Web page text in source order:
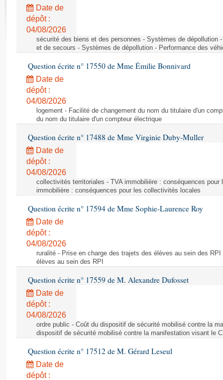
Rapports législatifs
Rapports sur l'application des lois
Baromètre de l’application des lois
Dossiers législatifs
Budget et sécurité sociale
Questions écrites et orales
Comptes rendus des débats
Date de
dépôt :
04/08/2026
sécurité des biens et des personnes - Systèmes de dépollution
et de secours - Systèmes de dépollution - Performance des
Question écrite n° 17550 de Mme Émilie Bonnivard
Date de
dépôt :
04/08/2026
logement - Facilité de changement du nom du titulaire d'un
du nom du titulaire d'un compteur électrique
Question écrite n° 17488 de Mme Virginie Duby-Muller
Date de
dépôt :
04/08/2026
collectivités territoriales - TVA immobilière : conséquences
immobilière : conséquences pour les collectivités locales
Question écrite n° 17594 de Mme Sophie-Laurence Roy
Date de
dépôt :
04/08/2026
ruralité - Prise en charge des trajets des élèves au sein des
élèves au sein des RPI
Question écrite n° 17559 de M. Alexandre Dufosset
Date de
dépôt :
04/08/2026
ordre public - Coût du dispositif de sécurité mobilisé contre la
dispositif de sécurité mobilisé contre la manifestation visant le
Question écrite n° 17512 de M. Gérard Leseul
Date de
dépôt :